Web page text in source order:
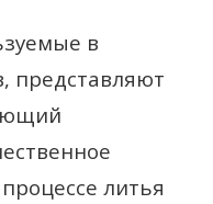
в
представляют
литья